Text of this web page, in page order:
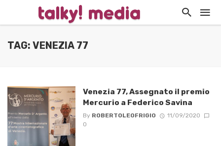
TAG: VENEZIA 77
Venezia 77, Assegnato il premio
Mercurio a Federico Savina
By ROBERTOLEOFRIGIO
11/09/2020
0